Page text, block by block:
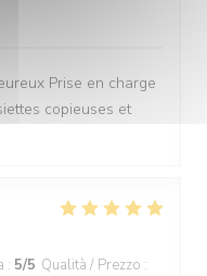
Prise en charge
copieuses et
: 5/5 Qualità / Prezzo :